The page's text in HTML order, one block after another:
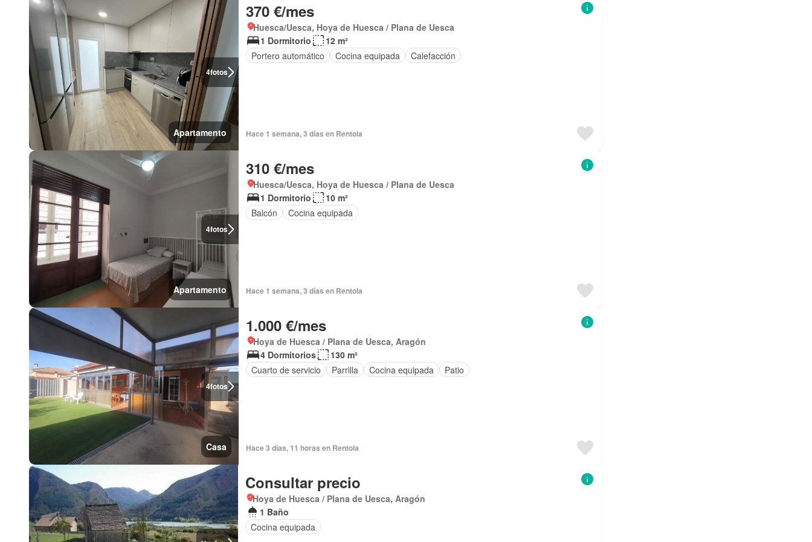
4fotos
Apartamento
370 €/mes
Huesca/Uesca, Hoya de Huesca / Plana de Uesca
1 Dormitorio
12 m²
Portero automático
Cocina equipada Calefacción
Hace 1 semana, 3 días en Rentola
4fotos
Apartamento
310 €/mes
Huesca/Uesca, Hoya de Huesca / Plana de Uesca
1 Dormitorio
10 m²
Balcón
Cocina equipada
Hace 1 semana, 3 días en Rentola
4fotos
Casa
1.000 €/mes
Hoya de Huesca / Plana de Uesca, Aragón
4 Dormitorios
130 m²
Cuarto de servicio
Parrilla Cocina equipada Patio
Hace 3 días, 11 horas en Rentola
Consultar precio
Hoya de Huesca / Plana de Uesca, Aragón
1 Baño
Cocina equipada